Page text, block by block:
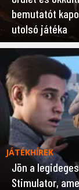
bemutatót
utolsó játéka
JÁTÉKHÍREK
Jön a
Stimulator,